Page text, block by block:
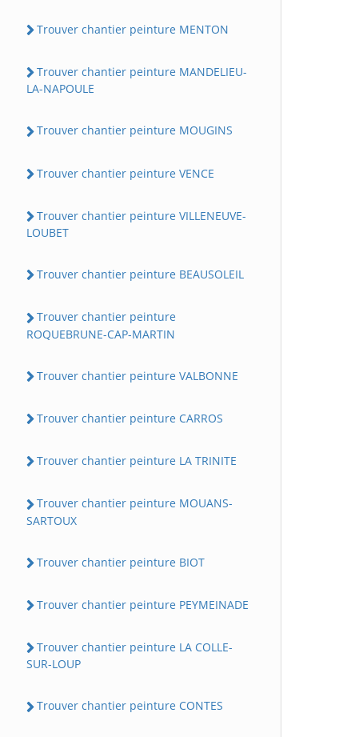
Trouver chantier peinture MENTON
Trouver chantier peinture MANDELIEU-
LA-NAPOULE
Trouver chantier peinture MOUGINS
Trouver chantier peinture VENCE
Trouver chantier peinture VILLENEUVE-
LOUBET
Trouver chantier peinture BEAUSOLEIL
Trouver chantier peinture
ROQUEBRUNE-CAP-MARTIN
Trouver chantier peinture VALBONNE
Trouver chantier peinture CARROS
Trouver chantier peinture LA TRINITE
Trouver chantier peinture MOUANS-
SARTOUX
Trouver chantier peinture BIOT
Trouver chantier peinture PEYMEINADE
Trouver chantier peinture LA COLLE-
SUR-LOUP
Trouver chantier peinture CONTES